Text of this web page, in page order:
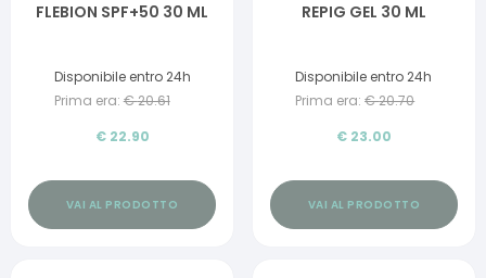
FLEBION SPF+50 30 ML
Disponibile entro 24h
Prima era: €20.61
€ 22.90
VAI AL PRODOTTO
REPIG GEL 30 ML
Disponibile entro 24h
Prima era: €20.70
€ 23.00
VAI AL PRODOTTO